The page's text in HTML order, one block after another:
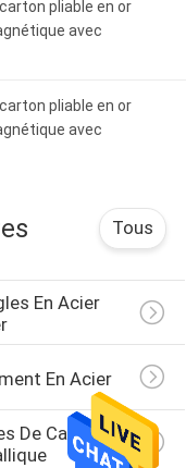
pliable en or
avec
pliable en or
avec
Tous
En Acier
En Acier
De Cadre